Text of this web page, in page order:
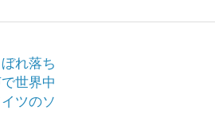
れ落ち
世界中
ツのソ